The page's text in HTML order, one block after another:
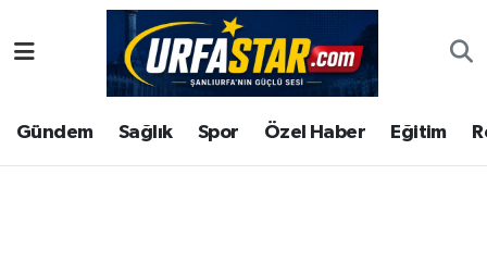
Gündem Sağlık Spor Özel Haber Eğitim
ASAYİS
ÇEVRE
Şanlıurfa Nöbetçi Eczaneler
Şanlıurfa Hava Durumu